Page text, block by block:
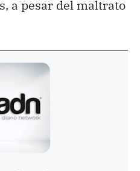
a pesar del maltrato